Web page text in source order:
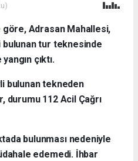
göre, Adrasan Mahallesi,
bulunan tur teknesinde
çıktı.
bulunan tekneden
112 Acil Çağrı
bulunması nedeniyle
edemedi. İhbar